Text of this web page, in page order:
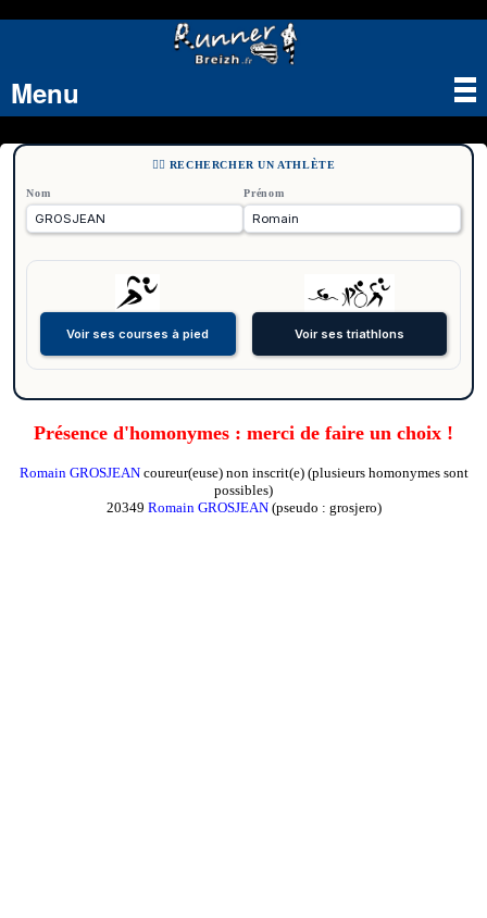
Menu
🏃‍♂️ RECHERCHER UN ATHLÈTE
Nom Prénom
Présence d'homonymes : merci de faire un choix !
Romain GROSJEANcoureur(euse) non inscrit(e) (plusieurs homonymes sont
possibles)
20349 Romain GROSJEAN(pseudo : grosjero)